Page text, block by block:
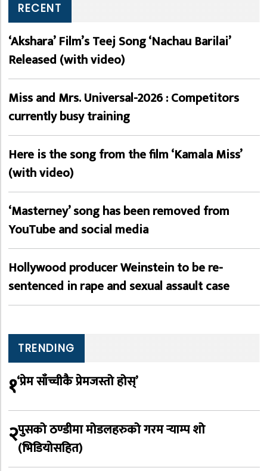
RECENT
‘Akshara’ Film’s Teej Song ‘Nachau Barilai’
Released (with video)
Miss and Mrs. Universal-2026 : Competitors
currently busy training
Here is the song from the film ‘Kamala Miss’
(with video)
‘Masterney’ song has been removed from
YouTube and social media
Hollywood producer Weinstein to be re-
sentenced in rape and sexual assault case
TRENDING
१‘प्रेम साँच्चीकै प्रेमजस्तो होस्’
२पुसको ठण्डीमा मोडलहरुको गरम र्‍याम्प शो
(भिडियोसहित)